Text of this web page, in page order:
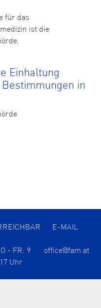
für das
ist die
Einhaltung
in
E-MAIL
- FR: 9
Uhr
office@fam.at